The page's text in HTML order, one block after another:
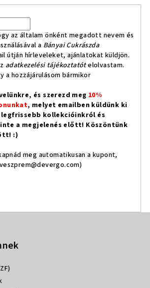
az általam önként megadott nevem és
a Bányai Cukrászda
útján hírleveleket, ajánlatokat küldjön.
adatkezelési tájékoztatótelolvastam.
a hozzájárulásom bármikor
és szerezd meg 10%
, melyet emailben küldünk ki
legfrissebb kollekcióinkról és
a megjelenés előtt! Köszöntünk
:)
meg automatikusan a kupont,
veszprem@devergo.com)